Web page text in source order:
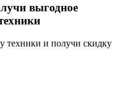
выгодное
техники и получи скидку